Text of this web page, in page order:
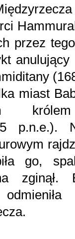
przez
anulujący
miast
go,